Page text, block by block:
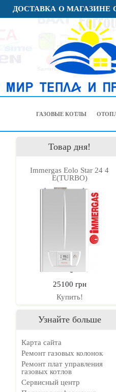
ДОСТАВКА О МАГАЗИНЕ
ГАЗОВЫЕ КОТЛЫ
Товар дня!
Immergas Eolo Star 24 4
Е(TURBO)
25100 грн
Купить!
Узнайте больше
Карта сайта
Ремонт газовых колонок
Ремонт плат управления
газовых котлов
Сервисный центр